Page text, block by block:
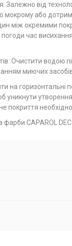
Залежно від
мокрому або
між окремими
час
Очистити водою
миючих
на горизонтальні
утворення
покриття
CAPAROL